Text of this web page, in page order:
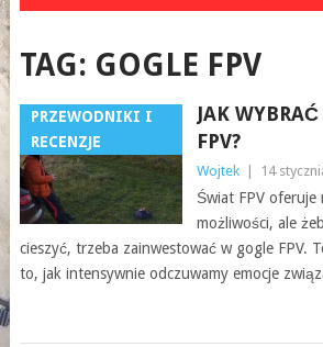
TAG: GOGLE FPV
PRZEWODNIKI I
RECENZJE
JAK
FPV?
Wojtek 14
Świat FPV oferuje
możliwości, ale
cieszyć, trzeba zainwestować w gogle FPV.
to, jak intensywnie odczuwamy emocje